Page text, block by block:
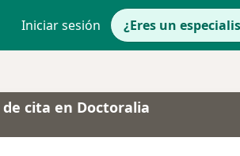
Iniciar sesión ¿Eres un
de cita en Doctoralia